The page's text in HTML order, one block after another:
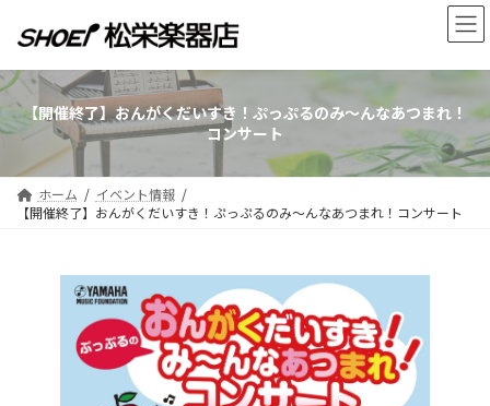
ン
ツ
へ
ス
ー
シ
ョ
ン
【開催終了】おんがくだいすき！ぷっぷるのみ～んなあつまれ！
コンサート
ホーム
イベント情報
【開催終了】おんがくだいすき！ぷっぷるのみ～んなあつまれ！コンサート